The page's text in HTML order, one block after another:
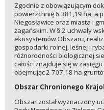
Zgodnie z obowiązującym
powierzchnię 6 381,19 ha, a
Niegosławice oraz miasta i
żagańskim. W § 2 uchwały
ekosystemów Obszaru,
gospodarki rolnej, leśnej i
różnorodności biologicznej
całości znajduje się w
obejmując 2 707,18 ha
Obszar Chronionego
Obszar został wyznaczony